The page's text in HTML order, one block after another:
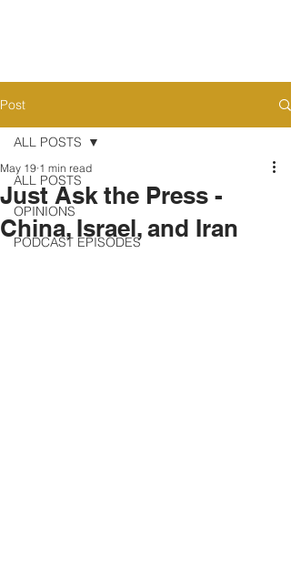
Post
ALL POSTS
OPINIONS
PODCAST EPISODES
ALL POSTS
Just Ask the Press -
China, Israel, and Iran
May 19 1 min read